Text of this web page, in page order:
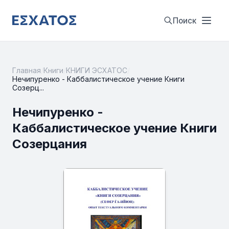
Поиск
Главная Книги КНИГИ ЭСХАТОС
Нечипуренко - Каббалистическое учение Книги
Созерц...
Нечипуренко -
Каббалистическое учение Книги
Созерцания